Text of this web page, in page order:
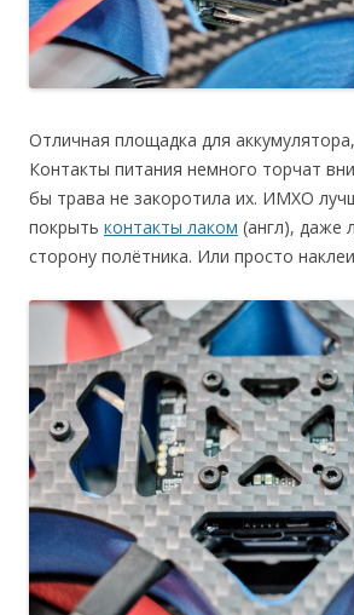
Отличная площадка для
Контакты питания немного торчат
бы трава не закоротила их. ИМХО
покрыть контакты лаком (англ), даже
сторону полётника. Или просто